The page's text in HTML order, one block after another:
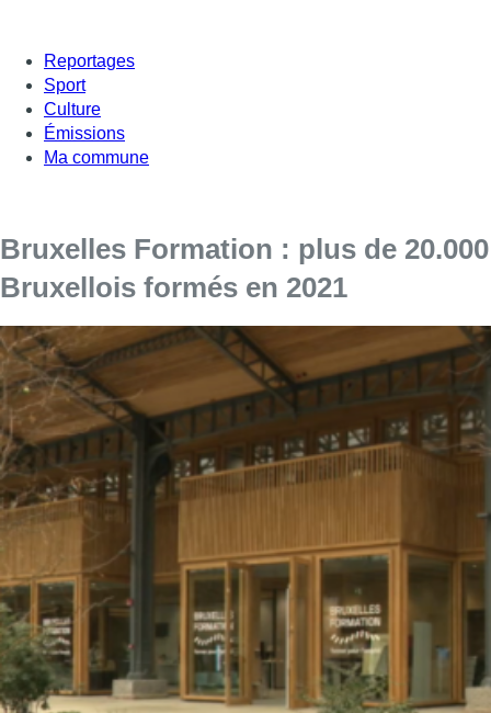
Reportages
Sport
Culture
Émissions
Ma commune
Bruxelles Formation : plus de 20.000
Bruxellois formés en 2021